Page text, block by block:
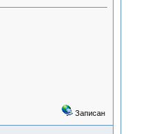
Записан